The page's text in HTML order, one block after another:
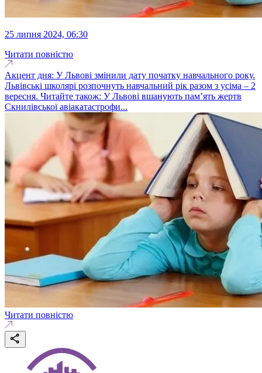
25 липня 2024, 06:30
Читати повністю
Акцент дня: У Львові змінили дату початку навчального року.
Львівські школярі розпочнуть навчальний рік разом з усіма – 2
вересня. Читайте також: У Львові вшанують пам’ять жертв
Скнилівської авіакатастрофи...
Читати повністю